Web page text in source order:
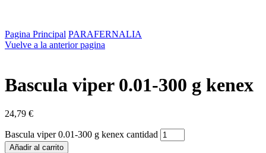
Pagina Principal PARAFERNALIA
Vuelve a la anterior pagina
Bascula viper 0.01-300 g kenex
24,79 €
Bascula viper 0.01-300 g kenex cantidad
Añadir al carrito